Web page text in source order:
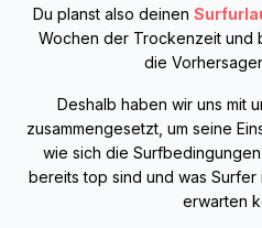
Du planst also deinen
Wochen der Trockenzeit und
die
Deshalb haben wir uns mit
zusammengesetzt, um seine
wie sich die
bereits top sind und was
erwarten